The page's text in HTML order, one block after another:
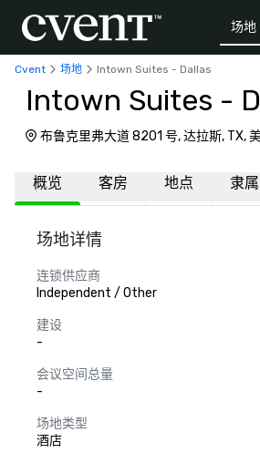
场地
Cvent 场地 Intown Suites - Dallas
Intown Suites -
布鲁克里弗大道 8201 号, 达拉斯, TX,
概览 客房 地点 隶属
场地详情
连锁供应商
Independent / Other
建设
-
会议空间总量
-
场地类型
酒店